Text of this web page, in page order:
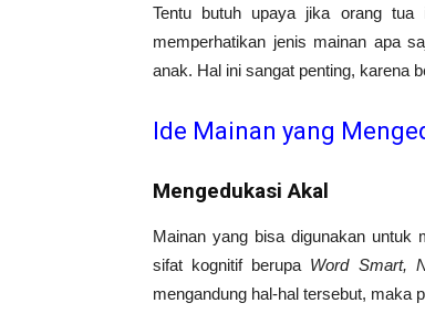
Tentu butuh upaya jika orang tua
memperhatikan jenis mainan apa
anak. Hal ini sangat penting, karena
Ide Mainan yang
Mengedukasi Akal
Mainan yang bisa digunakan untuk
sifat kognitif berupa Word Smart,
mengandung hal-hal tersebut, maka